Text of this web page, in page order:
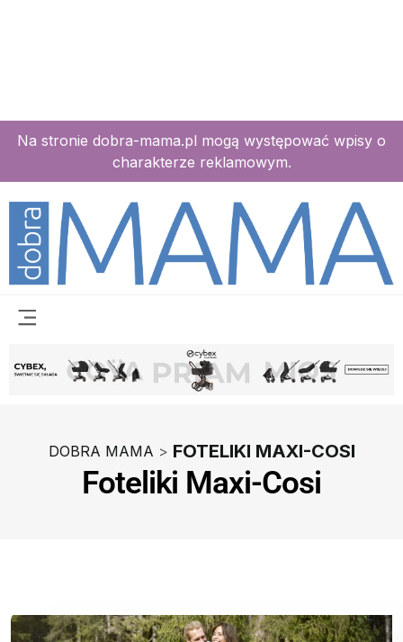
Na stronie dobra-mama.pl mogą występować wpisy o
charakterze reklamowym.
DOBRA MAMA > FOTELIKI MAXI-COSI
Foteliki Maxi-Cosi